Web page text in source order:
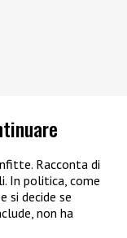
Racconta di
In politica, come
si decide se
non ha